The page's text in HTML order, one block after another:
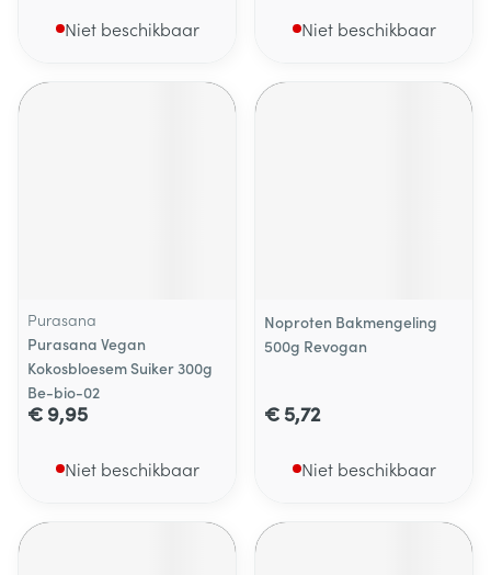
Niet beschikbaar Niet beschikbaar
Purasana
Purasana Vegan
Kokosbloesem Suiker 300g
Be-bio-02
€ 9,95
Niet beschikbaar
Noproten Bakmengeling
500g Revogan
€ 5,72
Niet beschikbaar